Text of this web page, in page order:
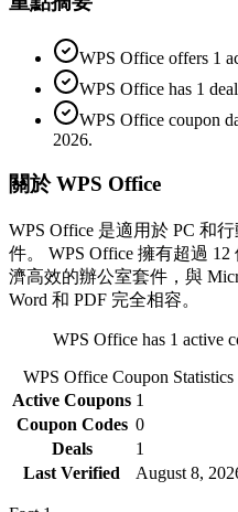
WPS Office offers 1
WPS Office has 1
WPS Office coupon
2026.
關於 WPS Office
WPS Office 是適用於 PC 和
件。 WPS Office 擁有超過
濟高效的辦公室套件，與
Word 和 PDF 完全相容。
WPS Office has 1 active
WPS OfficeCoupon Statistics
Active Coupons 1
Coupon Codes 0
Deals
1
Last Verified
August 8,